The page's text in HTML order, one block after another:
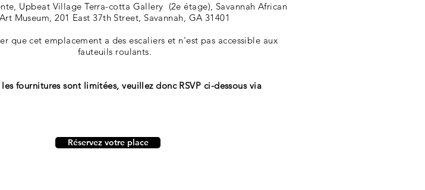
Upbeat Village Terra-cotta Gallery (2e étage), Savannah African
Art Museum, 201 East 37th Street, Savannah, GA 31401
que cet emplacement a des escaliers et n'est pas accessible aux
fauteuils roulants.
fournitures sont limitées, veuillez donc RSVP ci-dessous via
Réservez votre place